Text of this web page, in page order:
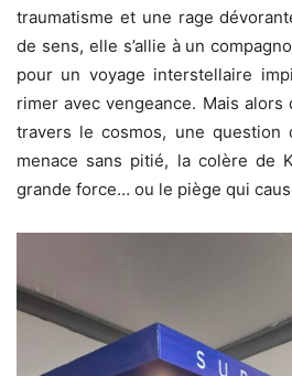
traumatisme et une rage
de sens, elle s’allie à un
pour un voyage interstellaire
rimer avec vengeance. Mais alors
travers le cosmos, une question
menace sans pitié, la colère de
grande force… ou le piège qui